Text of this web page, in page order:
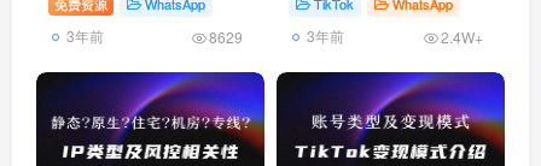
3年前 8629 3年前 2.4W+